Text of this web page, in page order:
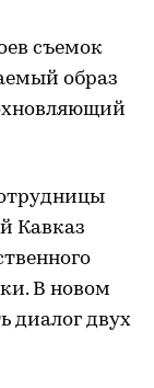
съемок
образ
Кавказ
В новом
диалог двух